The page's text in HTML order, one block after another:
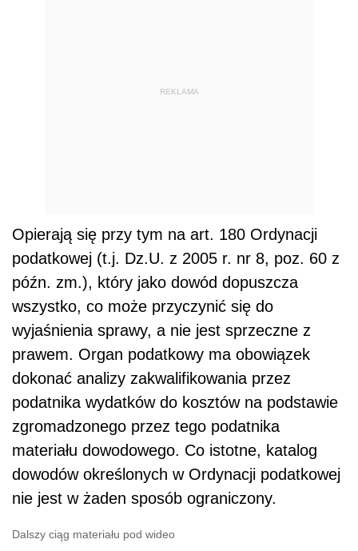
REKLAMA
Opierają się przy tym na art. 180 Ordynacji
podatkowej (t.j. Dz.U. z 2005 r. nr 8, poz. 60 z
późn. zm.), który jako dowód dopuszcza
wszystko, co może przyczynić się do
wyjaśnienia sprawy, a nie jest sprzeczne z
prawem. Organ podatkowy ma obowiązek
dokonać analizy zakwalifikowania przez
podatnika wydatków do kosztów na podstawie
zgromadzonego przez tego podatnika
materiału dowodowego. Co istotne, katalog
dowodów określonych w Ordynacji podatkowej
nie jest w żaden sposób ograniczony.
Dalszy ciąg materiału pod wideo